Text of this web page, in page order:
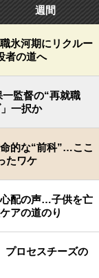
週間
氷河期にリクルー
者の道へ
監督の“再就職
一択か
的な“前科”…ここ
たワケ
配の声…子供を亡
アの道のり
プロセスチーズの